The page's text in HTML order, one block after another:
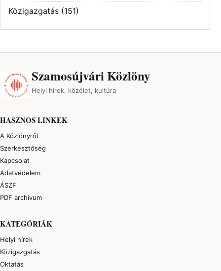
Közigazgatás (151)
Szamosújvári Közlöny
Helyi hírek, közélet, kultúra
HASZNOS LINKEK
A Közlönyről
Szerkesztőség
Kapcsolat
Adatvédelem
ÁSZF
PDF archívum
KATEGÓRIÁK
Helyi hírek
Közigazgatás
Oktatás